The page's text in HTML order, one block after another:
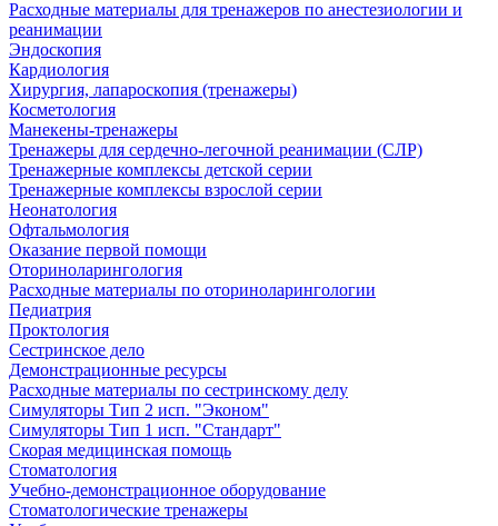
Расходные материалы для тренажеров по анестезиологии и
реанимации
Эндоскопия
Кардиология
Хирургия, лапароскопия (тренажеры)
Косметология
Манекены-тренажеры
Тренажеры для сердечно-легочной реанимации (СЛР)
Тренажерные комплексы детской серии
Тренажерные комплексы взрослой серии
Неонатология
Офтальмология
Оказание первой помощи
Оториноларингология
Расходные материалы по оториноларингологии
Педиатрия
Проктология
Сестринское дело
Демонстрационные ресурсы
Расходные материалы по сестринскому делу
Симуляторы Тип 2 исп. "Эконом"
Симуляторы Тип 1 исп. "Стандарт"
Скорая медицинская помощь
Стоматология
Учебно-демонстрационное оборудование
Стоматологические тренажеры